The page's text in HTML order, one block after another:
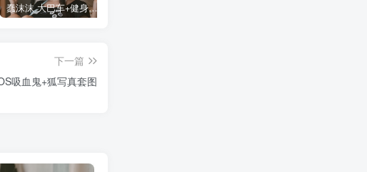
蠢沫沫 大巴车+健身环+埃及喵COS写真合集
下一篇
吸血鬼+狐写真套图